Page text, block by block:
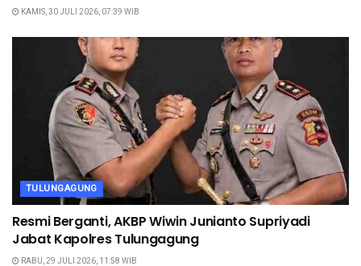
KAMIS, 30 JULI 2026, 07:39 WIB
TULUNGAGUNG
Resmi Berganti, AKBP Wiwin Junianto Supriyadi
Jabat Kapolres Tulungagung
RABU, 29 JULI 2026, 11:58 WIB